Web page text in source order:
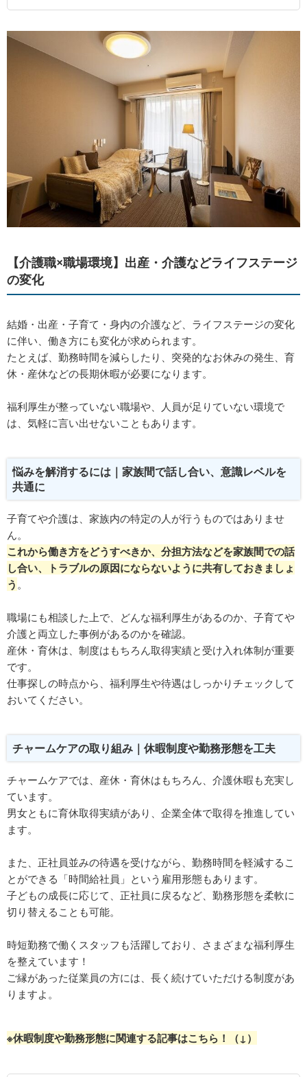
【介護職×職場環境】出産・介護などライフステージ
の変化
結婚・出産・子育て・身内の介護など、ライフステージの変化
に伴い、働き方にも変化が求められます。
たとえば、勤務時間を減らしたり、突発的なお休みの発生、育
休・産休などの長期休暇が必要になります。
福利厚生が整っていない職場や、人員が足りていない環境で
は、気軽に言い出せないこともあります。
悩みを解消するには｜家族間で話し合い、意識レベルを
共通に
子育てや介護は、家族内の特定の人が行うものではありませ
ん。
これから働き方をどうすべきか、分担方法などを家族間での話
し合い、トラブルの原因にならないように共有しておきましょ
う 。
職場にも相談した上で、どんな福利厚生があるのか、子育てや
介護と両立した事例があるのかを確認。
産休・育休は、制度はもちろん取得実績と受け入れ体制が重要
です。
仕事探しの時点から、福利厚生や待遇はしっかりチェックして
おいてください。
チャームケアの取り組み｜休暇制度や勤務形態を工夫
チャームケアでは、産休・育休はもちろん、介護休暇も充実し
ています。
男女ともに育休取得実績があり、企業全体で取得を推進してい
ます。
また、正社員並みの待遇を受けながら、勤務時間を軽減するこ
とができる「時間給社員」という雇用形態もあります。
子どもの成長に応じて、正社員に戻るなど、勤務形態を柔軟に
切り替えることも可能。
時短勤務で働くスタッフも活躍しており、さまざまな福利厚生
を整えています！
ご縁があった従業員の方には、長く続けていただける制度があ
りますよ。
※休暇制度や勤務形態に関連する記事はこちら！（↓）